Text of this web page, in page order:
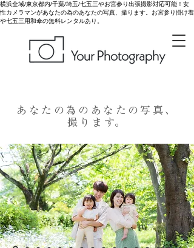
横浜全域/東京都内/千葉/埼玉/七五三やお宮参り出張撮影対応可能！女
性カメラマンがあなたの為のあなたの写真、撮ります。お宮参り掛け着
や七五三用和傘の無料レンタルあり。
あなたの為のあなたの写真、
撮ります。